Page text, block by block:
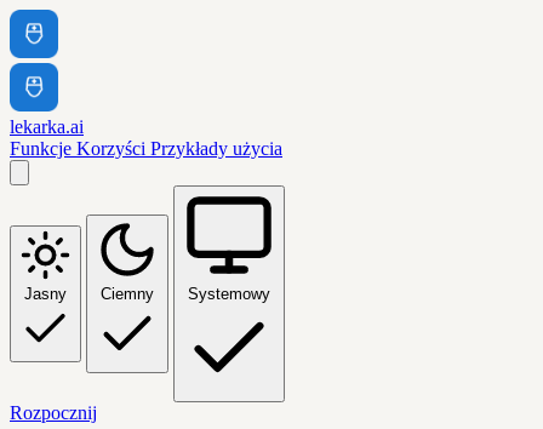
lekarka.ai
Funkcje Korzyści Przykłady użycia
Jasny Ciemny Systemowy
Rozpocznij